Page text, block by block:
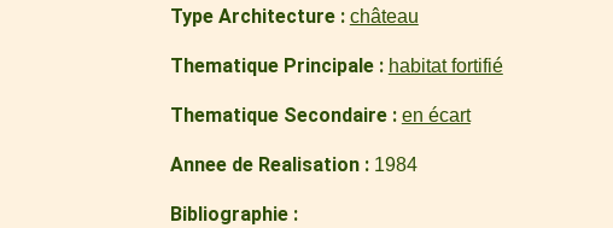
Type Architecture château
Thematique Principale habitat fortifié
Thematique Secondaire en écart
Annee de Realisation 1984
Bibliographie